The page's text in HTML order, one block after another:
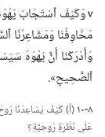
٧وَكَيْفَ ٱسْتَجَابَ يَهْوَهُ
مَخَاوِفُنَا وَمَشَاعِرُنَا
وَأَدْرَكْنَا أَنَّ يَهْوَهَ
ٱلصَّحِيحِ».‏
٨-‏١٠
‏(‏أ)‏ كَيْفَ يُسَاعِدُنَا
عَلَى نَظْرَةٍ رُوحِيَّةٍ؟‏